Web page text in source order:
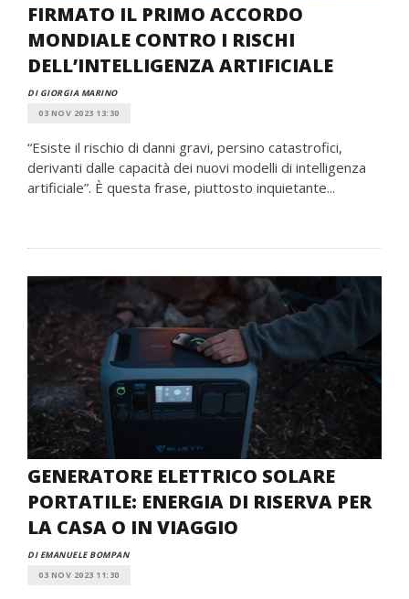
FIRMATO IL PRIMO ACCORDO
MONDIALE CONTRO I RISCHI
DELL’INTELLIGENZA ARTIFICIALE
DI GIORGIA MARINO
03 NOV 2023 13:30
“Esiste il rischio di danni gravi, persino catastrofici,
derivanti dalle capacità dei nuovi modelli di intelligenza
artificiale”. È questa frase, piuttosto inquietante...
GENERATORE ELETTRICO SOLARE
PORTATILE: ENERGIA DI RISERVA PER
LA CASA O IN VIAGGIO
DI EMANUELE BOMPAN
03 NOV 2023 11:30